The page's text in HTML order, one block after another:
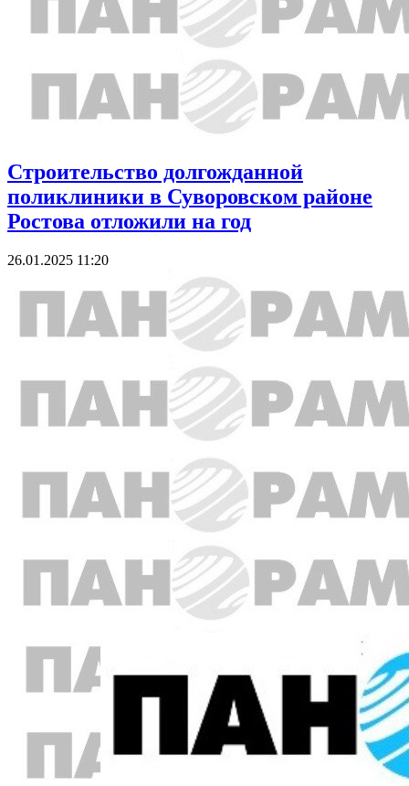
Строительство долгожданной
поликлиники в Суворовском районе
Ростова отложили на год
26.01.2025 11:20